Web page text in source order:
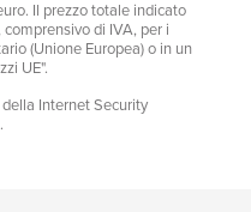
Il prezzo totale indicato
di IVA, per i
(Unione Europea) o in un
UE".
Internet Security